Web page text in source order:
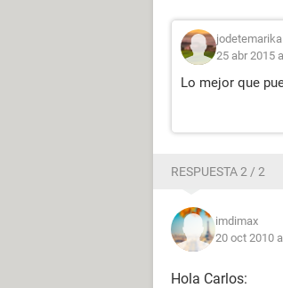
jodetemarika
25 abr 2015
Lo mejor que
RESPUESTA 2 / 2
imdimax
20 oct 2010
Hola Carlos: